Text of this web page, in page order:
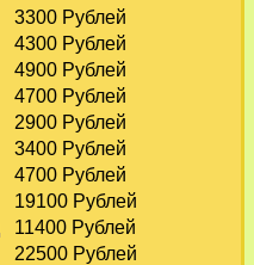
3300 Рублей
4300 Рублей
4900 Рублей
4700 Рублей
2900 Рублей
3400 Рублей
4700 Рублей
19100 Рублей
11400 Рублей
22500 Рублей